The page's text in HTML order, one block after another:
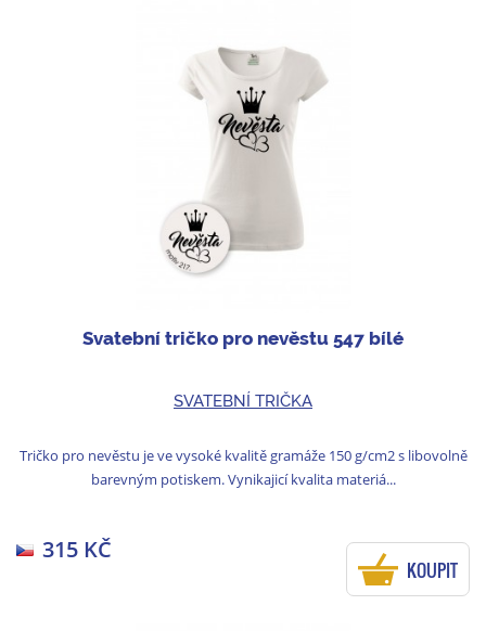
Svatební tričko pro nevěstu 547 bílé
SVATEBNÍ TRIČKA
Tričko pro nevěstu je ve vysoké kvalitě gramáže 150 g/cm2 s libovolně
barevným potiskem. Vynikajicí kvalita materiá...
315 KČ
KOUPIT